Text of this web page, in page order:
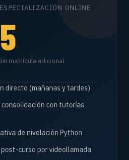
ONLINE
matrícula adicional
directo (mañanas y tardes)
consolidación con tutorías
de nivelación Python
post-curso por videollamada